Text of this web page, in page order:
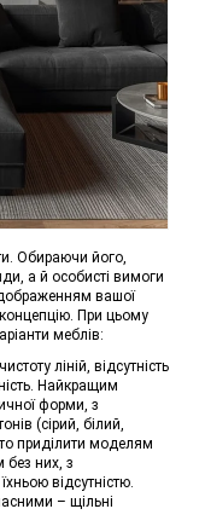
Обираючи його,
а й особисті вимоги
вашої
При цьому
меблів:
ліній, відсутність
Найкращим
форми, з
(сірий, білий,
приділити моделям
без них, з
відсутністю.
– щільні